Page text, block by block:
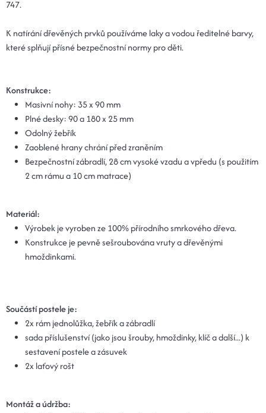
747.
K natírání dřevěných prvků používáme laky a vodou ředitelné barvy,
které splňují přísné bezpečnostní normy pro děti.
Konstrukce:
Masivní nohy: 35 x 90 mm
Plné desky:90 a 180 x 25 mm
Odolný žebřík
Zaoblené hrany chrání před zraněním
Bezpečnostní zábradlí, 28 cm vysoké vzadu a vpředu (s použitím
2 cm rámu a 10 cm matrace)
Materiál:
Výrobek je vyroben ze 100% přírodního smrkového dřeva.
Konstrukce je pevně sešroubována vruty a dřevěnými
hmoždinkami.
Součástí postele je:
2x rám jednolůžka, žebřík a zábradlí
sada příslušenství (jako jsou šrouby, hmoždinky, klíč a další...) k
sestavení postele a zásuvek
2x laťový rošt
Montáž a údržba: